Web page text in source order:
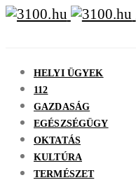
HELYI ÜGYEK
112
GAZDASÁG
EGÉSZSÉGÜGY
OKTATÁS
KULTÚRA
TERMÉSZET